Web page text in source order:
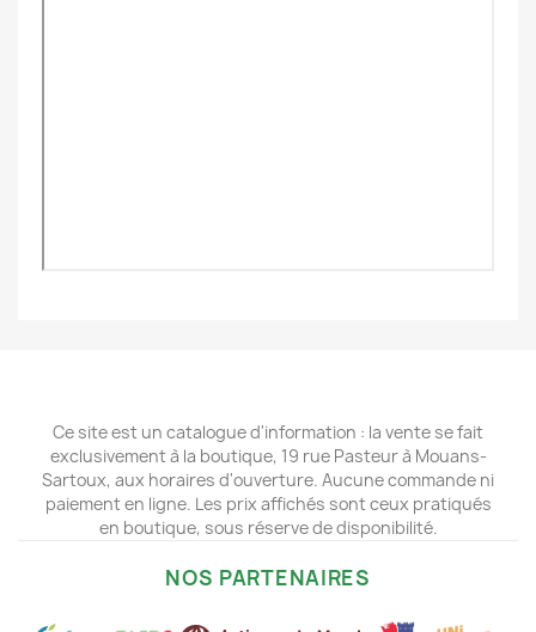
Ce site est un catalogue d'information : la vente se fait
exclusivement à la boutique, 19 rue Pasteur à Mouans-
Sartoux, aux horaires d'ouverture. Aucune commande ni
paiement en ligne. Les prix affichés sont ceux pratiqués
en boutique, sous réserve de disponibilité.
NOS PARTENAIRES